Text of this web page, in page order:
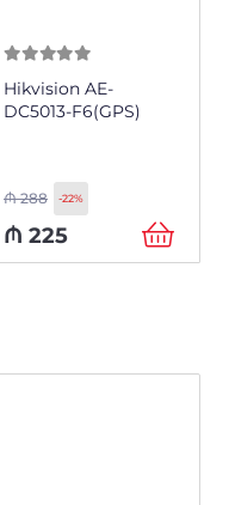
Hikvision AE-
DC5013-F6(GPS)
₼288 -22%
₼ 225